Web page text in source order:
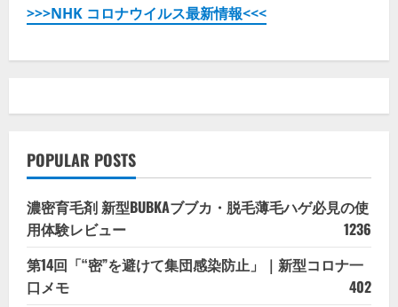
>>>NHK コロナウイルス最新情報<<<
POPULAR POSTS
濃密育毛剤 新型BUBKAブブカ・脱毛薄毛ハゲ必見の使
用体験レビュー
1236
第14回「“密”を避けて集団感染防止」｜新型コロナ一
口メモ
402